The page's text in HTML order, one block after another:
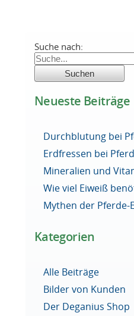
Suche nach:
Neueste Beiträge
Durchblutung bei
Erdfressen bei
Mineralien und
Wie viel Eiweiß
Mythen der
Kategorien
Alle Beiträge
Bilder von Kunden
Der Deganius Shop